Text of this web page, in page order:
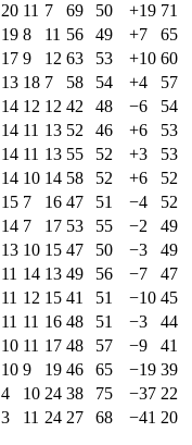
20 11 7 69 50 +19 71
19 8 11 56 49 +7
65
17 9 12 63 53 +10 60
13 18 7 58 54 +4
57
14 12 12 42 48 −6
54
14 11 13 52 46 +6
53
14 11 13 55 52 +3
53
14 10 14 58 52 +6
52
15 7 16 47 51 −4
52
14 7 17 53 55 −2
49
13 10 15 47 50 −3
49
11 14 13 49 56 −7
47
11 12 15 41 51 −10 45
11 11 16 48 51 −3
44
10 11 17 48 57 −9
41
10 9 19 46 65 −19 39
4 10 24 38 75 −37 22
3 11 24 27 68 −41 20